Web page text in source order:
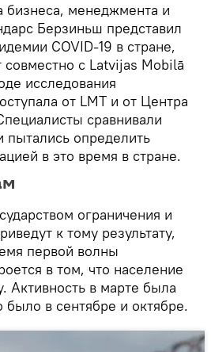
бизнеса, менеджмента и
Берзиньш представил
COVID-19 в стране,
совместно с Latvijas Mobilā
исследования
от LMT и от Центра
сравнивали
пытались определить
в это время в стране.
ограничения и
к тому результату,
первой волны
в том, что население
Активность в марте была
в сентябре и октябре.